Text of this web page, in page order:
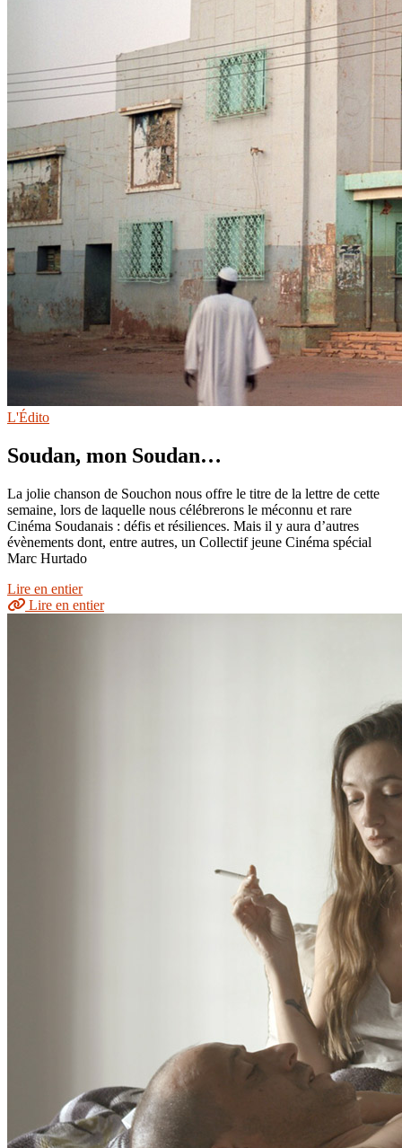
L'Édito
Soudan, mon Soudan…
La jolie chanson de Souchon nous offre le titre de la lettre de cette
semaine, lors de laquelle nous célébrerons le méconnu et rare
Cinéma Soudanais : défis et résiliences. Mais il y aura d’autres
évènements dont, entre autres, un Collectif jeune Cinéma spécial
Marc Hurtado
Lire en entier
Lire en entier